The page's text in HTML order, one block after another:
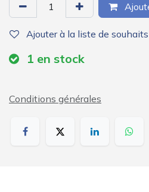
Ajouter à la liste de souhaits
1 en stock
Conditions générales